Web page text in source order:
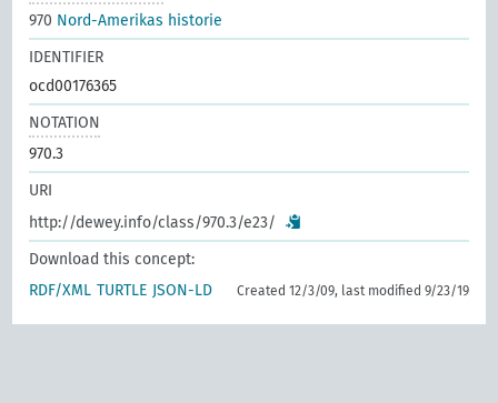
970 Nord-Amerikas historie
IDENTIFIER
ocd00176365
NOTATION
970.3
URI
http://dewey.info/class/970.3/e23/
Download this concept:
RDF/XML TURTLE JSON-LD Created 12/3/09, last modified 9/23/19